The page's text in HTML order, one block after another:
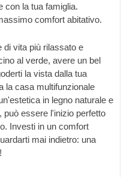
con la tua famiglia.
comfort abitativo.
di vita più rilassato e
al verde, avere un bel
la vista dalla tua
la casa multifunzionale
in legno naturale e
essere l'inizio perfetto
Investi in un comfort
mai indietro: una